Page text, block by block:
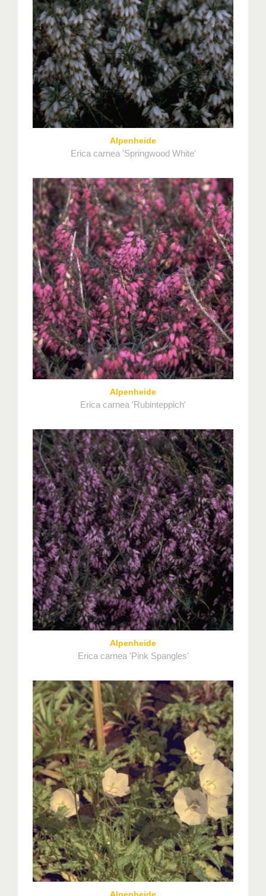
Alpenheide
Erica carnea 'Springwood White'
Alpenheide
Erica carnea 'Rubinteppich'
Alpenheide
Erica carnea 'Pink Spangles'